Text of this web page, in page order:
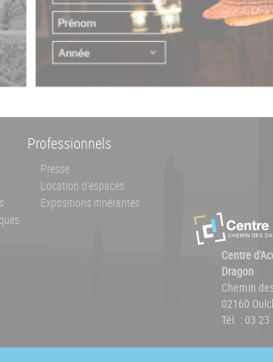
Professionnels
Presse
Location d'espaces
Expositions itinérantes
Centre
Dragon
Chemin
02160
Tél. : 03